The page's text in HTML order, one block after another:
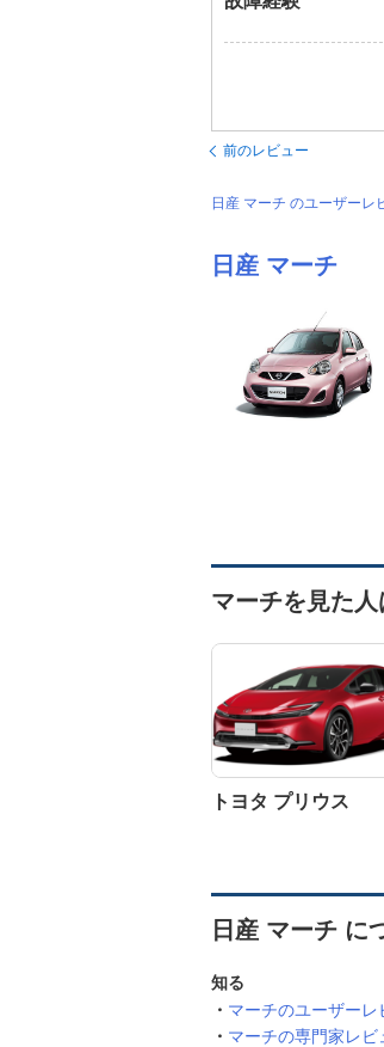
前のレビュー
日産 マーチ のユーザーレ
日産 マーチ
マーチを見た
トヨタ プリウス
日産 マーチ に
知る
マーチのユーザーレ
マーチの専門家レビ